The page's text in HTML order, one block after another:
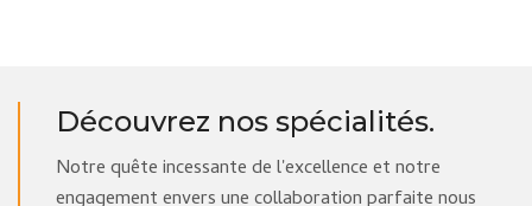
Découvrez nos spécialités.
Notre quête incessante de l'excellence et notre